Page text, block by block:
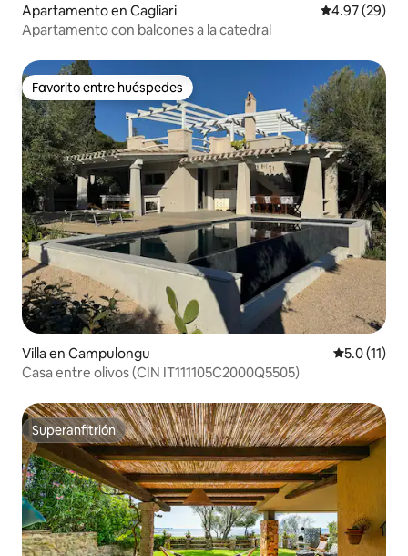
Apartamento en Cagliari Calificación
4.97 (29)
Apartamento con balcones a la catedral
Favorito entre huéspedes
Favorito entre huéspedes
Villa en Campulongu Calificación
5.0 (11)
Casa entre olivos (CIN IT111105C2000Q5505)
Superanfitrión
Superanfitrión